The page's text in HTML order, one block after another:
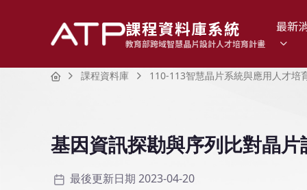
課程資料庫系統
教育部跨域智慧晶片設計人才培育計畫
最新
Home課程資料庫 110-113智慧晶片系統與應用人才培
基因資訊探勘與序列比對晶片
最後更新日期 2023-04-20